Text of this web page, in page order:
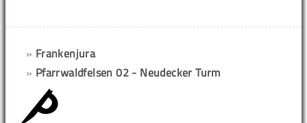
» Frankenjura
» Pfarrwaldfelsen 02 - Neudecker Turm